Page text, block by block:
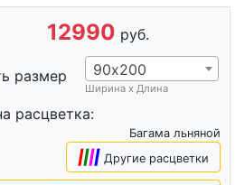
12990 руб.
размер 90х200
Ширина х Длина
расцветка:
Багама льняной
|||| Другие расцветки